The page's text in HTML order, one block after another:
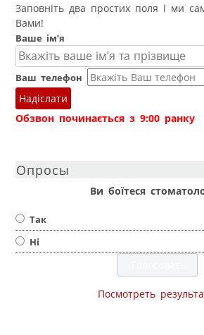
Заповніть два простих поля і ми
Вами!
Ваше ім’я
Ваш телефон
Надіслати
Обзвон починається з 9:00 ранку
Опросы
Ви боїтеся
Так
Ні
Посмотреть